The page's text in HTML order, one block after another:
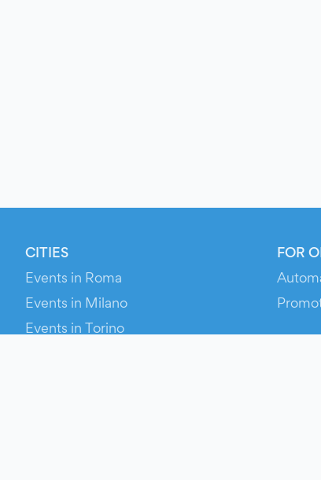
CITIES
Events in Roma
Events in Milano
Events in Torino
FOR